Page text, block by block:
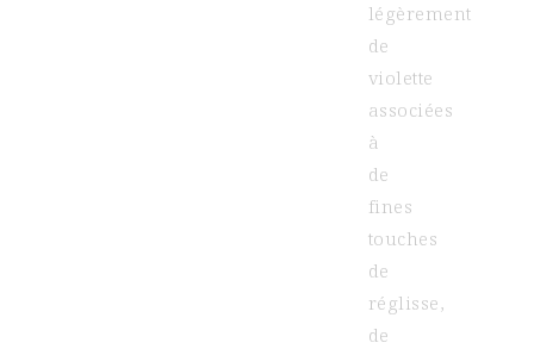
légèrement
de
violette
associées
à
de
fines
touches
de
réglisse,
de